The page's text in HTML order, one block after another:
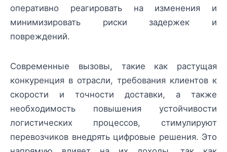
оперативно реагировать на изменения и
минимизировать риски задержек и
повреждений.
Современные вызовы, такие как растущая
конкуренция в отрасли, требования клиентов к
скорости и точности доставки, а также
необходимость повышения устойчивости
логистических процессов, стимулируют
перевозчиков внедрять цифровые решения. Это